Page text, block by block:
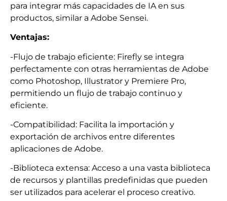
para integrar más capacidades de IA en sus
productos, similar a Adobe Sensei.
Ventajas:
-Flujo de trabajo eficiente: Firefly se integra
perfectamente con otras herramientas de Adobe
como Photoshop, Illustrator y Premiere Pro,
permitiendo un flujo de trabajo continuo y
eficiente.
-Compatibilidad: Facilita la importación y
exportación de archivos entre diferentes
aplicaciones de Adobe.
-Biblioteca extensa: Acceso a una vasta biblioteca
de recursos y plantillas predefinidas que pueden
ser utilizados para acelerar el proceso creativo.